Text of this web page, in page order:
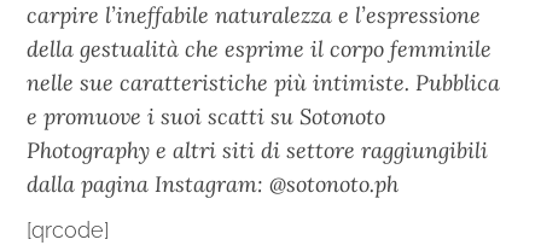
carpire l’ineffabile naturalezza e l’espressione
della gestualità che esprime il corpo femminile
nelle sue caratteristiche più intimiste. Pubblica
e promuove i suoi scatti su Sotonoto
Photography e altri siti di settore raggiungibili
dalla pagina Instagram: @sotonoto.ph
[qrcode]